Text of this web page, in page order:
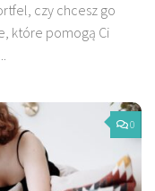
czy chcesz go
które pomogą Ci
0